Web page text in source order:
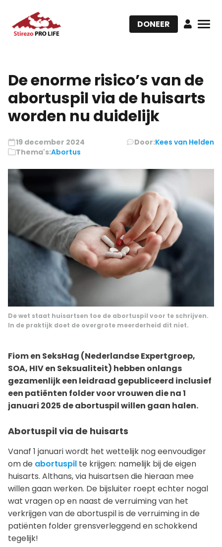
DONEER
De enorme risico’s van de
abortuspil via de huisarts
worden nu duidelijk
19 december 2024 Door:Kees van Helden
Thema's:Abortus
De wet staat huisartsen toe de abortuspil voor te schrijven.
In de praktijk doet de overgrote meerderheid dit niet.
Fiom en SeksHag (Nederlandse Expertgroep,
SOA, HIV en Seksualiteit) hebben onlangs
gezamenlijk een leidraad gepubliceerd inclusief
een patiënten folder voor vrouwen die na 1
januari 2025 de abortuspil willen gaan halen.
Abortuspil via de huisarts
Vanaf 1 januari wordt het wettelijk nog eenvoudiger
om de abortuspil te krijgen: namelijk bij de eigen
huisarts. Althans, via huisartsen die hieraan mee
willen gaan werken. De bijsluiter roept echter nogal
wat vragen op en naast de verruiming van het
verkrijgen van de abortuspil is de verruiming in de
patiënten folder grensverleggend en schokkend
tegelijk!